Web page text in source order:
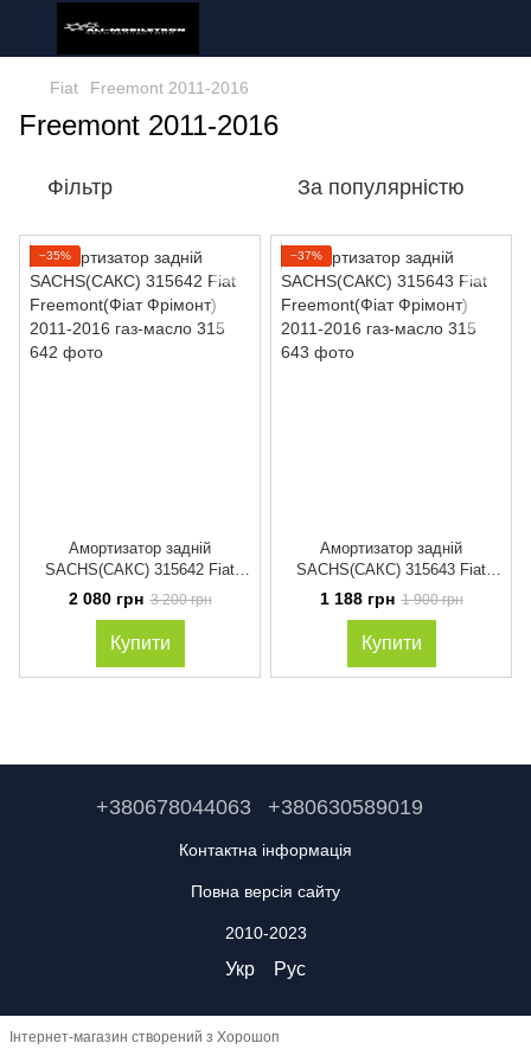
Fiat Freemont 2011-2016
Freemont 2011-2016
Фільтр За популярністю
−35%
Амортизатор задній
SACHS(САКС) 315642 Fiat
Freemont(Фіат Фрімонт) 2011-
2016 газ-масло
2 080 грн 3 200 грн
Купити
−37%
Амортизатор задній
SACHS(САКС) 315643 Fiat
Freemont(Фіат Фрімонт) 2011-
2016 газ-масло
1 188 грн 1 900 грн
Купити
+380678044063 +380630589019
Контактна інформація
Повна версія сайту
2010-2023
Укр Рус
Інтернет-магазин створений з Хорошоп